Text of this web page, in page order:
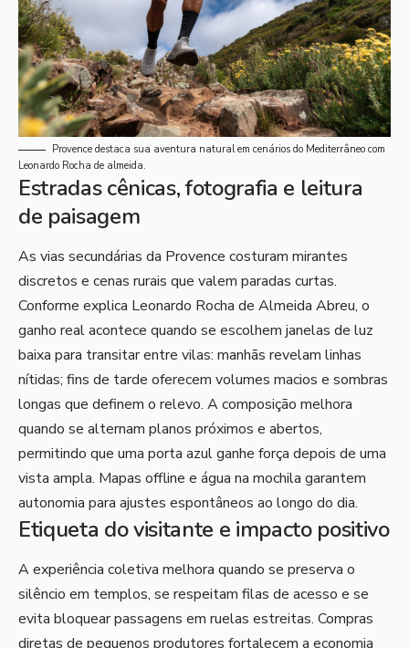
Provence destaca sua aventura natural em cenários do Mediterrâneo com
Leonardo Rocha de almeida.
Estradas cênicas, fotografia e leitura
de paisagem
As vias secundárias da Provence costuram mirantes
discretos e cenas rurais que valem paradas curtas.
Conforme explica Leonardo Rocha de Almeida Abreu, o
ganho real acontece quando se escolhem janelas de luz
baixa para transitar entre vilas: manhãs revelam linhas
nítidas; fins de tarde oferecem volumes macios e sombras
longas que definem o relevo. A composição melhora
quando se alternam planos próximos e abertos,
permitindo que uma porta azul ganhe força depois de uma
vista ampla. Mapas offline e água na mochila garantem
autonomia para ajustes espontâneos ao longo do dia.
Etiqueta do visitante e impacto positivo
A experiência coletiva melhora quando se preserva o
silêncio em templos, se respeitam filas de acesso e se
evita bloquear passagens em ruelas estreitas. Compras
diretas de pequenos produtores fortalecem a economia